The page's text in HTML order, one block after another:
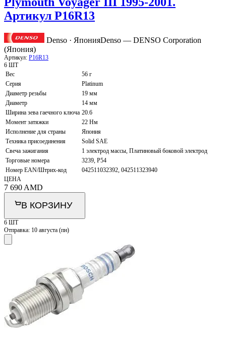
Артикул P16R13
Denso · ЯпонияDenso — DENSO Corporation
(Япония)
Артикул: P16R13
6 ШТ
Вес
56 г
Серия
Platinum
Диаметр резьбы
19 мм
Диаметр
14 мм
Ширина зева гаечного ключа 20.6
Момент затяжки
22 Нм
Исполнение для страны
Япония
Техника присоединения
Solid SAE
Свеча зажигания
1 электрод массы, Платиновый боковой электрод
Торговые номера
3239, P54
Номер EAN/Штрих-код
042511032392, 042511323940
ЦЕНА
7 690 AMD
В КОРЗИНУ
6 ШТ
Отправка: 10 августа (пн)